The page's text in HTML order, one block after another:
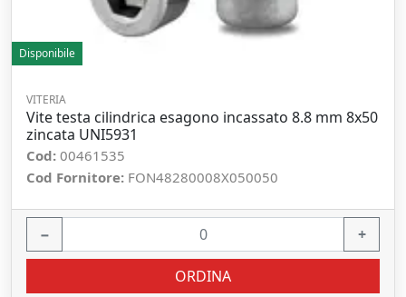
Disponibile
VITERIA
Vite testa cilindrica esagono incassato 8.8 mm 8x50
zincata UNI5931
Cod: 00461535
Cod Fornitore: FON48280008X050050
− +
ORDINA